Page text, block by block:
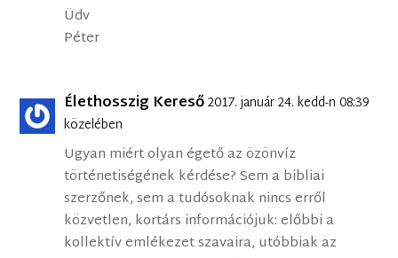
Üdv
Péter
Élethosszig Kereső2017. január 24. kedd-n 08:39
közelében
Ugyan miért olyan égető az özönvíz
történetiségének kérdése? Sem a bibliai
szerzőnek, sem a tudósoknak nincs erről
közvetlen, kortárs információjuk: előbbi a
kollektív emlékezet szavaira, utóbbiak az